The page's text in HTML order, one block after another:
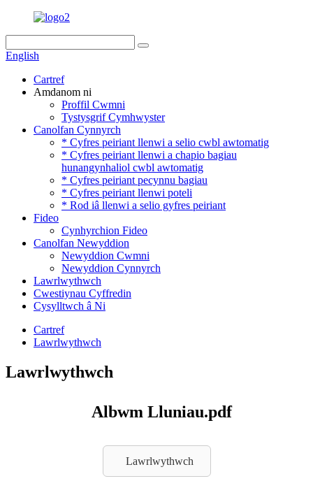
English
Cartref
Amdanom ni
Proffil Cwmni
Tystysgrif Cymhwyster
Canolfan Cynnyrch
* Cyfres peiriant llenwi a selio cwbl awtomatig
* Cyfres peiriant llenwi a chapio bagiau
hunangynhaliol cwbl awtomatig
* Cyfres peiriant pecynnu bagiau
* Cyfres peiriant llenwi poteli
* Rod iâ llenwi a selio gyfres peiriant
Fideo
Cynhyrchion Fideo
Canolfan Newyddion
Newyddion Cwmni
Newyddion Cynnyrch
Lawrlwythwch
Cwestiynau Cyffredin
Cysylltwch â Ni
Cartref
Lawrlwythwch
Lawrlwythwch
Albwm Lluniau.pdf
Lawrlwythwch